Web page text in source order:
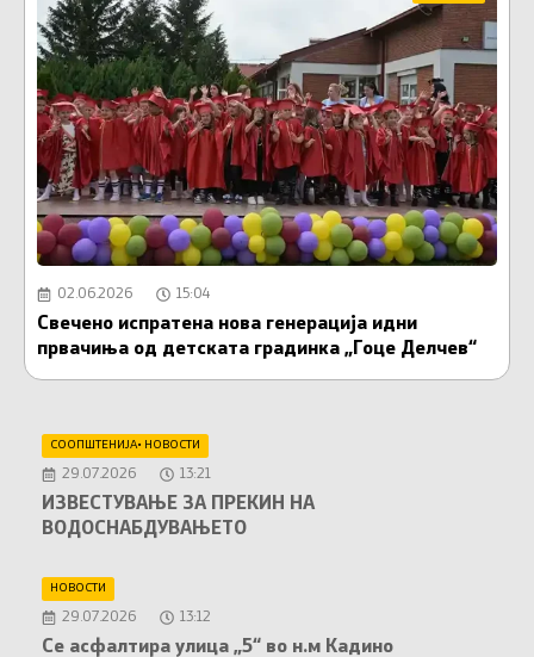
02.06.2026 15:04
Свечено испратена нова генерација идни
првачиња од детската градинка „Гоце Делчев“
СООПШТЕНИЈА• НОВОСТИ
29.07.2026 13:21
ИЗВЕСТУВАЊЕ ЗА ПРЕКИН НА
ВОДОСНАБДУВАЊЕТО
НОВОСТИ
29.07.2026 13:12
Се асфалтира улица „5“ во н.м Кадино